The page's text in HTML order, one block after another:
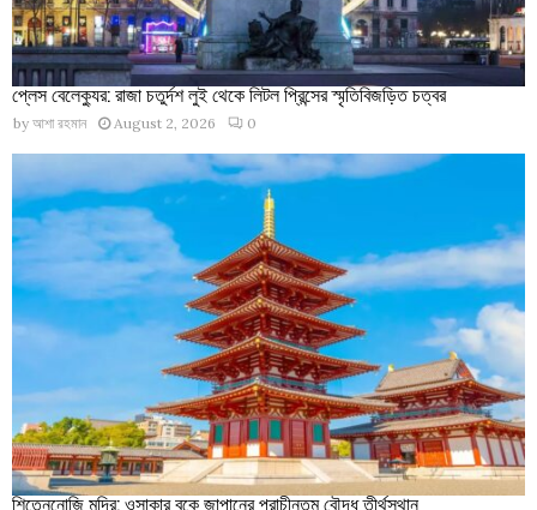
প্লেস বেলেক্যুর: রাজা চতুর্দশ লুই থেকে লিটল প্রিন্সের স্মৃতিবিজড়িত চত্বর
by আশা রহমান August 2, 2026 0
শিতেননোজি মন্দির: ওসাকার বুকে জাপানের প্রাচীনতম বৌদ্ধ তীর্থস্থান